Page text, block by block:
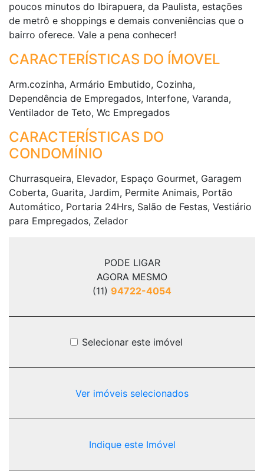
PODE LIGAR
AGORA MESMO
(11) 94722-4054
Selecionar este imóvel
Ver imóveis selecionados
Indique este Imóvel
poucos minutos do Ibirapuera, da Paulista, estações
de metrô e shoppings e demais conveniências que o
bairro oferece. Vale a pena conhecer!
CARACTERÍSTICAS DO ÍMOVEL
Arm.cozinha, Armário Embutido, Cozinha,
Dependência de Empregados, Interfone, Varanda,
Ventilador de Teto, Wc Empregados
CARACTERÍSTICAS DO
CONDOMÍNIO
Churrasqueira, Elevador, Espaço Gourmet, Garagem
Coberta, Guarita, Jardim, Permite Animais, Portão
Automático, Portaria 24Hrs, Salão de Festas, Vestiário
para Empregados, Zelador